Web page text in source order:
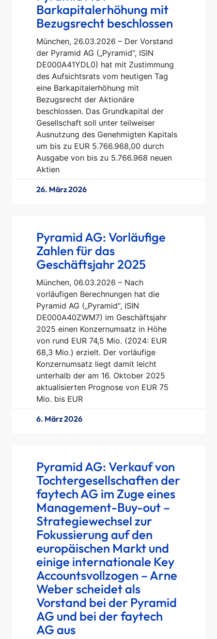
Barkapitalerhöhung mit
Bezugsrecht beschlossen
München, 26.03.2026 – Der Vorstand
der Pyramid AG („Pyramid“, ISIN
DE000A41YDL0) hat mit Zustimmung
des Aufsichtsrats vom heutigen Tag
eine Barkapitalerhöhung mit
Bezugsrecht der Aktionäre
beschlossen. Das Grundkapital der
Gesellschaft soll unter teilweiser
Ausnutzung des Genehmigten Kapitals
um bis zu EUR 5.766.968,00 durch
Ausgabe von bis zu 5.766.968 neuen
Aktien
26. März 2026
Pyramid AG: Vorläufige
Zahlen für das
Geschäftsjahr 2025
München, 06.03.2026 – Nach
vorläufigen Berechnungen hat die
Pyramid AG („Pyramid“, ISIN
DE000A40ZWM7) im Geschäftsjahr
2025 einen Konzernumsatz in Höhe
von rund EUR 74,5 Mio. (2024: EUR
68,3 Mio.) erzielt. Der vorläufige
Konzernumsatz liegt damit leicht
unterhalb der am 16. Oktober 2025
aktualisierten Prognose von EUR 75
Mio. bis EUR
6. März 2026
Pyramid AG: Verkauf von
Tochtergesellschaften der
faytech AG im Zuge eines
Management-Buy-out –
Strategiewechsel zur
Fokussierung auf den
europäischen Markt und
einige internationale Key
Accountsvollzogen – Arne
Weber scheidet als
Vorstand bei der Pyramid
AG und bei der faytech
AG aus